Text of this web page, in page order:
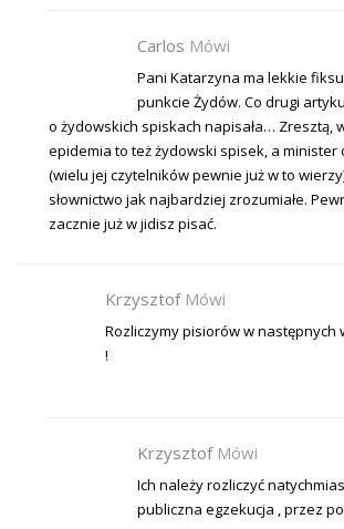
Carlos Mówi
Pani Katarzyna ma lekkie
punkcie Żydów. Co drugi
o żydowskich spiskach napisała… Zresztą,
epidemia to też żydowski spisek, a minister
(wielu jej czytelników pewnie już w to
słownictwo jak najbardziej zrozumiałe.
zacznie już w jidisz pisać.
Krzysztof Mówi
Rozliczymy pisiorów w następnych
!
Krzysztof Mówi
Ich należy rozliczyć
publiczna egzekucja , przez